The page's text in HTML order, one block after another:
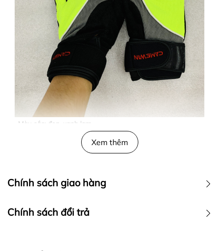
. Màu sắc: đen, xanh lam
. Chất liệu: vải mút êm, mềm, mang lại cảm giác chắc chắn.
. Đường may đều, đẹp, tỉ mỉ, chắc chắn.
Xem thêm
Chính sách giao hàng
Chính sách đổi trả